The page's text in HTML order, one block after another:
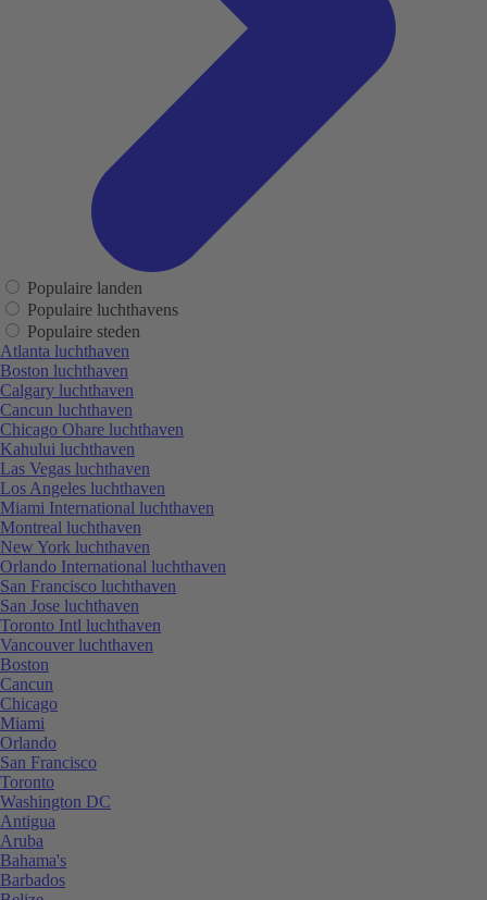
Populaire landen
Populaire luchthavens
Populaire steden
Atlanta luchthaven
Boston luchthaven
Calgary luchthaven
Cancun luchthaven
Chicago Ohare luchthaven
Kahului luchthaven
Las Vegas luchthaven
Los Angeles luchthaven
Miami International luchthaven
Montreal luchthaven
New York luchthaven
Orlando International luchthaven
San Francisco luchthaven
San Jose luchthaven
Toronto Intl luchthaven
Vancouver luchthaven
Boston
Cancun
Chicago
Miami
Orlando
San Francisco
Toronto
Washington DC
Antigua
Aruba
Bahama's
Barbados